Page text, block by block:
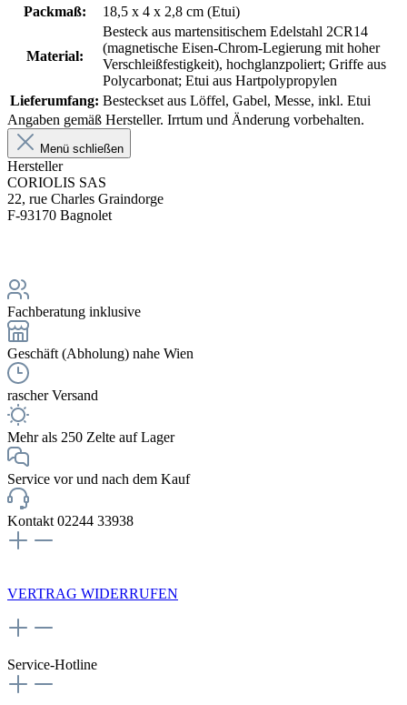
Packmaß:
18,5 x 4 x 2,8 cm (Etui)
Material:
Besteck aus martensitischem Edelstahl 2CR14
(magnetische Eisen-Chrom-Legierung mit hoher
Verschleißfestigkeit), hochglanzpoliert; Griffe aus
Polycarbonat; Etui aus Hartpolypropylen
Lieferumfang: Besteckset aus Löffel, Gabel, Messe, inkl. Etui
Angaben gemäß Hersteller. Irrtum und Änderung vorbehalten.
Menü schließen
Hersteller
CORIOLIS SAS
22, rue Charles Graindorge
F-93170 Bagnolet
Fachberatung inklusive
Geschäft (Abholung) nahe Wien
rascher Versand
Mehr als 250 Zelte auf Lager
Service vor und nach dem Kauf
Kontakt 02244 33938
VERTRAG WIDERRUFEN
Service-Hotline